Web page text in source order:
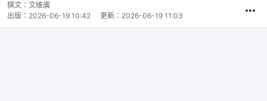
撰文： 文維廣
出版： 2026-06-19 10:42 更新： 2026-06-19 11:03